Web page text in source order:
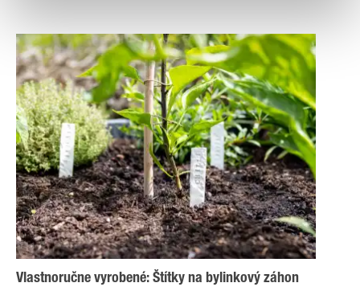
Vlastnoručne vyrobené: Štítky na bylinkový záhon